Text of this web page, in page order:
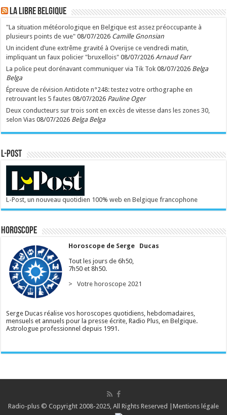
LA Libre Belgique
"La situation météorologique en Belgique est assez préoccupante à
plusieurs points de vue" 08/07/2026 Camille Gnonsian
Un incident d’une extrême gravité à Overijse ce vendredi matin,
impliquant un faux policier "bruxellois" 08/07/2026 Arnaud Farr
La police peut dorénavant communiquer via Tik Tok 08/07/2026 Belga
Belga
Épreuve de révision Antidote n°248: testez votre orthographe en
retrouvant les 5 fautes 08/07/2026 Pauline Oger
Deux conducteurs sur trois sont en excès de vitesse dans les zones 30,
selon Vias 08/07/2026 Belga Belga
L-POST
L-Post, un nouveau quotidien 100% web en Belgique francophone
Horoscope
Horoscope de Serge Ducas
Tout les jours de 6h50,
7h50 et 8h50.
> Votre horoscope 2021
Serge Ducas réalise vos horoscopes quotidiens, hebdomadaires,
mensuels et annuels pour la presse écrite, Radio Plus, en Belgique.
Astrologue professionnel depuis 1991.
Radio-plus © Copyright 2008-2025, All Rights Reserved | Mentions légale